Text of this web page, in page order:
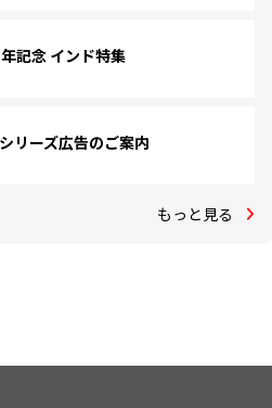
記念 インド特集
リーズ広告のご案内
もっと見る